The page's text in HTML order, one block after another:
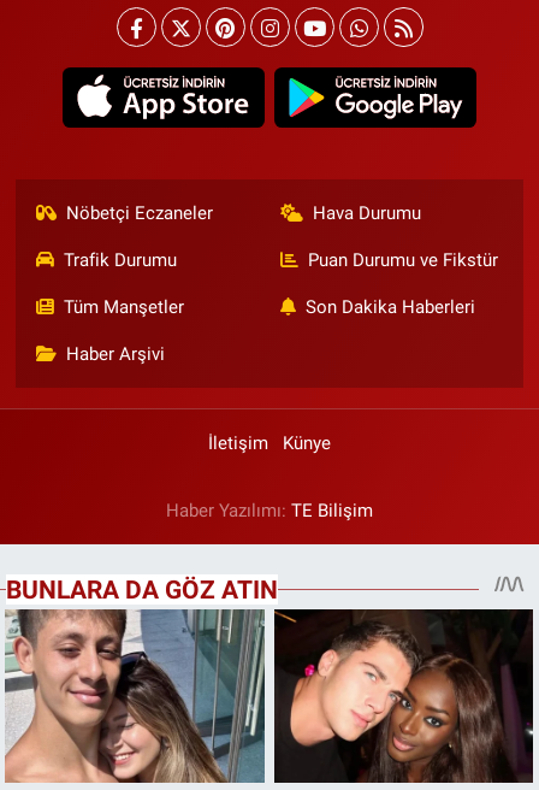
Nöbetçi Eczaneler Hava Durumu
Trafik Durumu Puan Durumu ve Fikstür
Tüm Manşetler Son Dakika Haberleri
Haber Arşivi
İletişim Künye
Haber Yazılımı: TE Bilişim